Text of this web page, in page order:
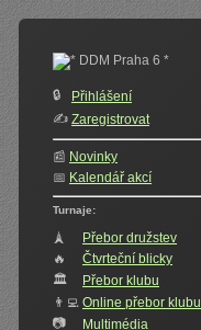
🔒
Přihlášení
✍️‍ Zaregistrovat
📰 Novinky
📅 Kalendář akcí
Turnaje:
🗼
Přebor družstev
🔥
Čtvrteční blicky
🏛
Přebor klubu
👨‍💻 Online přebor klubu
📷
Multimédia